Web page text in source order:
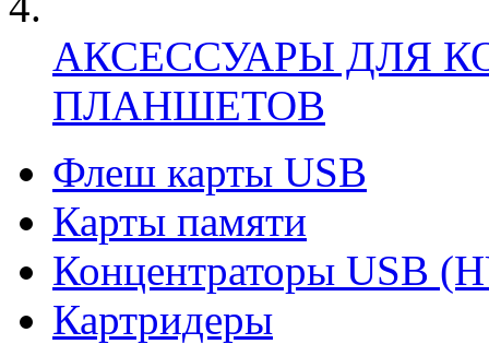
АКСЕССУАРЫ ДЛЯ
ПЛАНШЕТОВ
Флеш карты USB
Карты памяти
Концентраторы USB
Картридеры